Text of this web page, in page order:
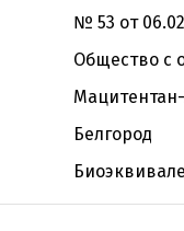
№ 53 от
Общество с
Белгород